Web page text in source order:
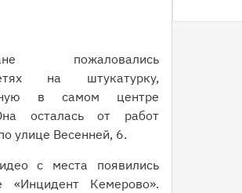
пожаловались
на штукатурку,
в самом центре
осталась от работ
улице Весенней, 6.
с места появились
«Инцидент Кемерово».